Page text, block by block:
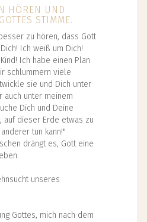
HÖREN UND
STIMME.
zu hören, dass Gott
Ich weiß um Dich!
Ich habe einen Plan
schlummern viele
sie und Dich unter
auch unter meinem
Dich und Deine
auf dieser Erde etwas zu
tun kann!"
drängt es, Gott eine
unseres
Gottes, mich nach dem